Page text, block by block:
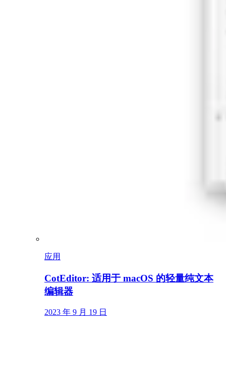
应用
CotEditor: 适用于 macOS 的轻量纯文本
编辑器
2023 年 9 月 19 日